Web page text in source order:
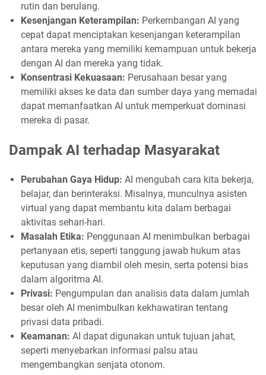
rutin dan berulang.
Kesenjangan Keterampilan: Perkembangan AI yang
cepat dapat menciptakan kesenjangan keterampilan
antara mereka yang memiliki kemampuan untuk bekerja
dengan AI dan mereka yang tidak.
Konsentrasi Kekuasaan: Perusahaan besar yang
memiliki akses ke data dan sumber daya yang memadai
dapat memanfaatkan AI untuk memperkuat dominasi
mereka di pasar.
Dampak AI terhadap Masyarakat
Perubahan Gaya Hidup: AI mengubah cara kita bekerja,
belajar, dan berinteraksi. Misalnya, munculnya asisten
virtual yang dapat membantu kita dalam berbagai
aktivitas sehari-hari.
Masalah Etika: Penggunaan AI menimbulkan berbagai
pertanyaan etis, seperti tanggung jawab hukum atas
keputusan yang diambil oleh mesin, serta potensi bias
dalam algoritma AI.
Privasi: Pengumpulan dan analisis data dalam jumlah
besar oleh AI menimbulkan kekhawatiran tentang
privasi data pribadi.
Keamanan: AI dapat digunakan untuk tujuan jahat,
seperti menyebarkan informasi palsu atau
mengembangkan senjata otonom.